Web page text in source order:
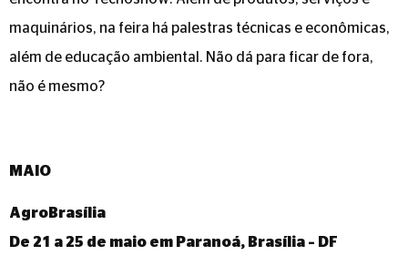
maquinários, na feira há palestras técnicas e econômicas,
além de educação ambiental. Não dá para ficar de fora,
não é mesmo?
MAIO
AgroBrasília
De 21 a 25 de maio em Paranoá, Brasília – DF